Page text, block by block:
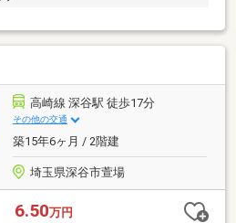
高崎線 深谷駅 徒歩17分
その他の交通
築15年6ヶ月 / 2階建
埼玉県深谷市萱場
6.50万円